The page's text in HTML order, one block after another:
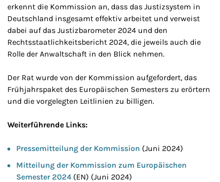
erkennt die Kommission an, dass das Justizsystem in
Deutschland insgesamt effektiv arbeitet und verweist
dabei auf das Justizbarometer 2024 und den
Rechtsstaatlichkeitsbericht 2024, die jeweils auch die
Rolle der Anwaltschaft in den Blick nehmen.
Der Rat wurde von der Kommission aufgefordert, das
Frühjahrspaket des Europäischen Semesters zu erörtern
und die vorgelegten Leitlinien zu billigen.
Weiterführende Links:
Pressemitteilung der Kommission (Juni 2024)
Mitteilung der Kommission zum Europäischen
Semester 2024 (EN) (Juni 2024)